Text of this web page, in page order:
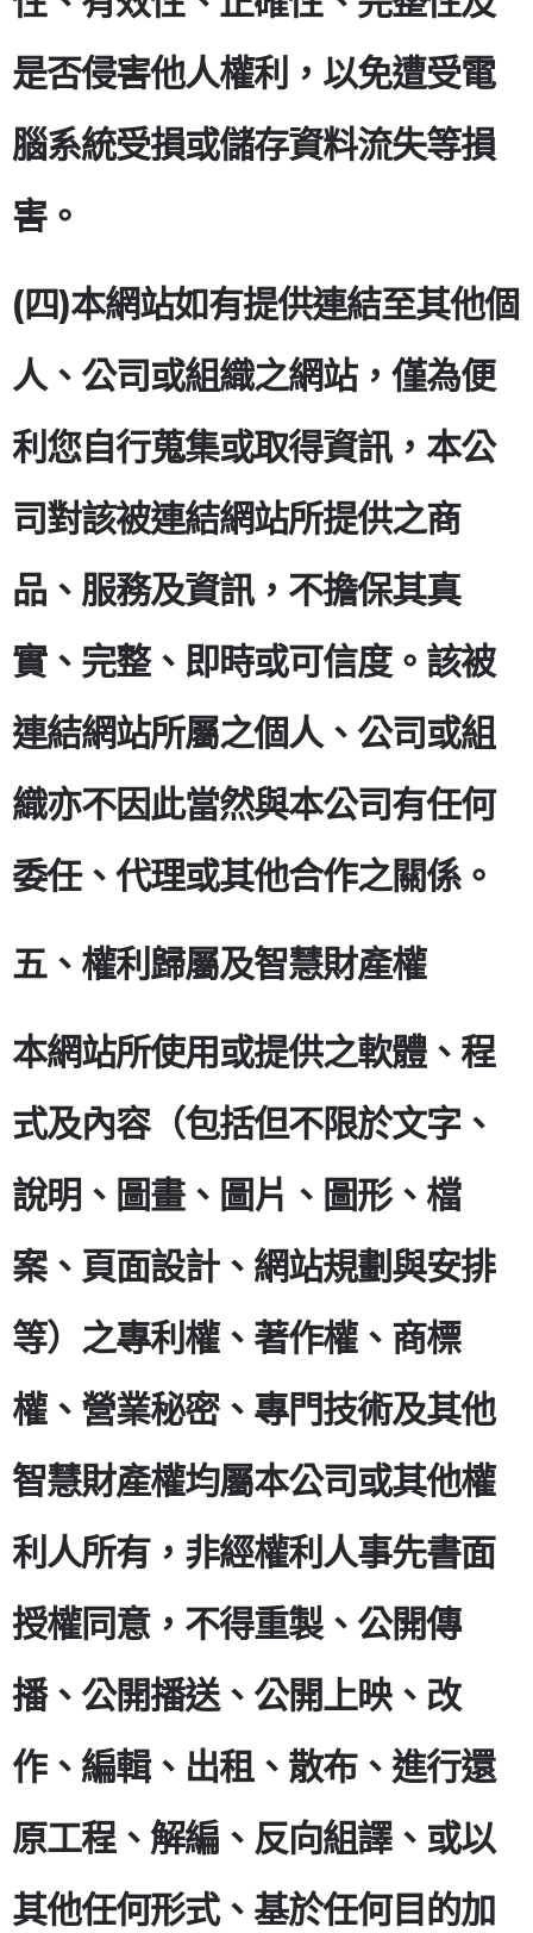
是否侵害他人權利，以免遭受電
腦系統受損或儲存資料流失等損
害。
(四)本網站如有提供連結至其他個
人、公司或組織之網站，僅為便
利您自行蒐集或取得資訊，本公
司對該被連結網站所提供之商
品、服務及資訊，不擔保其真
實、完整、即時或可信度。該被
連結網站所屬之個人、公司或組
織亦不因此當然與本公司有任何
委任、代理或其他合作之關係。
五、權利歸屬及智慧財產權
本網站所使用或提供之軟體、程
式及內容（包括但不限於文字、
說明、圖畫、圖片、圖形、檔
案、頁面設計、網站規劃與安排
等）之專利權、著作權、商標
權、營業秘密、專門技術及其他
智慧財產權均屬本公司或其他權
利人所有，非經權利人事先書面
授權同意，不得重製、公開傳
播、公開播送、公開上映、改
作、編輯、出租、散布、進行還
原工程、解編、反向組譯、或以
其他任何形式、基於任何目的加